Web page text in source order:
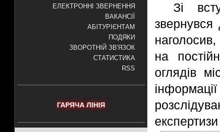
ЕЛЕКТРОННІ ЗВЕРНЕННЯ
ВАКАНСІЇ
АБІТУРІЄНТАМ
ПОДЯКИ
ЗВОРОТНІЙ ЗВ'ЯЗОК
СТАТИСТИКА
RSS
ГАРЯЧА ЛІНІЯ
Зі
на
оглядів